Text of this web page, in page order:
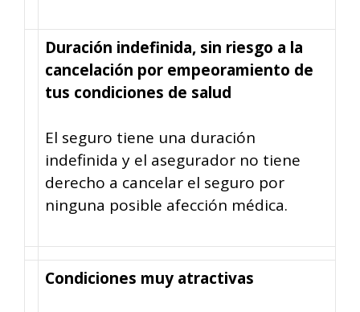
Duración indefinida, sin riesgo a la
cancelación por empeoramiento de
tus condiciones de salud
El seguro tiene una duración
indefinida y el asegurador no tiene
derecho a cancelar el seguro por
ninguna posible afección médica.
Condiciones muy atractivas